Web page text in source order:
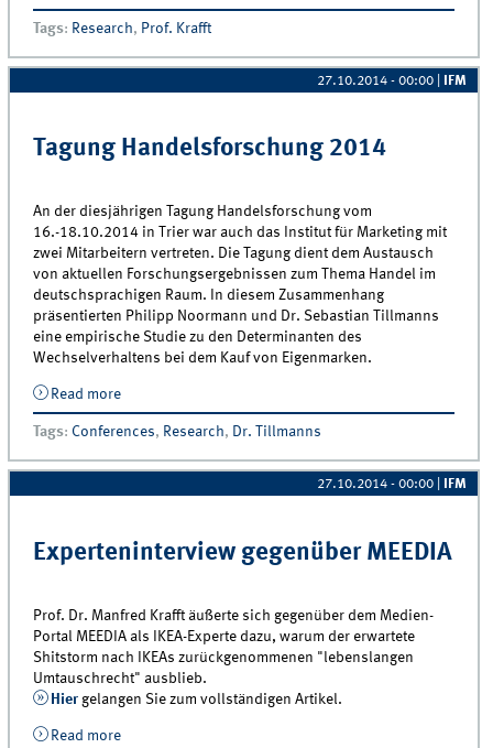
&quot;Standortmarketing&quot;
Tags: Research, Prof. Krafft
27.10.2014 - 00:00 IFM
Tagung Handelsforschung 2014
An der diesjährigen Tagung Handelsforschung vom
16.-18.10.2014 in Trier war auch das Institut für Marketing mit
zwei Mitarbeitern vertreten. Die Tagung dient dem Austausch
von aktuellen Forschungsergebnissen zum Thema Handel im
deutschsprachigen Raum. In diesem Zusammenhang
präsentierten Philipp Noormann und Dr. Sebastian Tillmanns
eine empirische Studie zu den Determinanten des
Wechselverhaltens bei dem Kauf von Eigenmarken.
Read moreabout Tagung Handelsforschung 2014
Tags: Conferences, Research, Dr. Tillmanns
27.10.2014 - 00:00 IFM
Experteninterview gegenüber MEEDIA
Prof. Dr. Manfred Krafft äußerte sich gegenüber dem Medien-
Portal MEEDIA als IKEA-Experte dazu, warum der erwartete
Shitstorm nach IKEAs zurückgenommenen "lebenslangen
Umtauschrecht" ausblieb.
Hiergelangen Sie zum vollständigen Artikel.
Read moreabout Experteninterview gegenüber MEEDIA